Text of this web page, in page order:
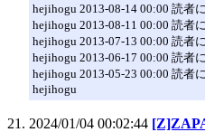
hejihogu 2013-08-14 00:00 読者
hejihogu 2013-08-11 00:00 読者
hejihogu 2013-07-13 00:00 読者
hejihogu 2013-06-17 00:00 読者
hejihogu 2013-05-23 00:00 読者
hejihogu
2024/01/04 00:02:44